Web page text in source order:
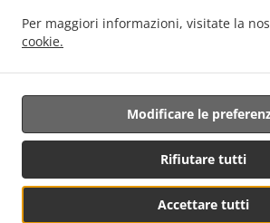
Per maggiori informazioni, visitate la
cookie.
Accettare tutti
Rifiutare tutti
Modificare le
Sandweiler Hamm